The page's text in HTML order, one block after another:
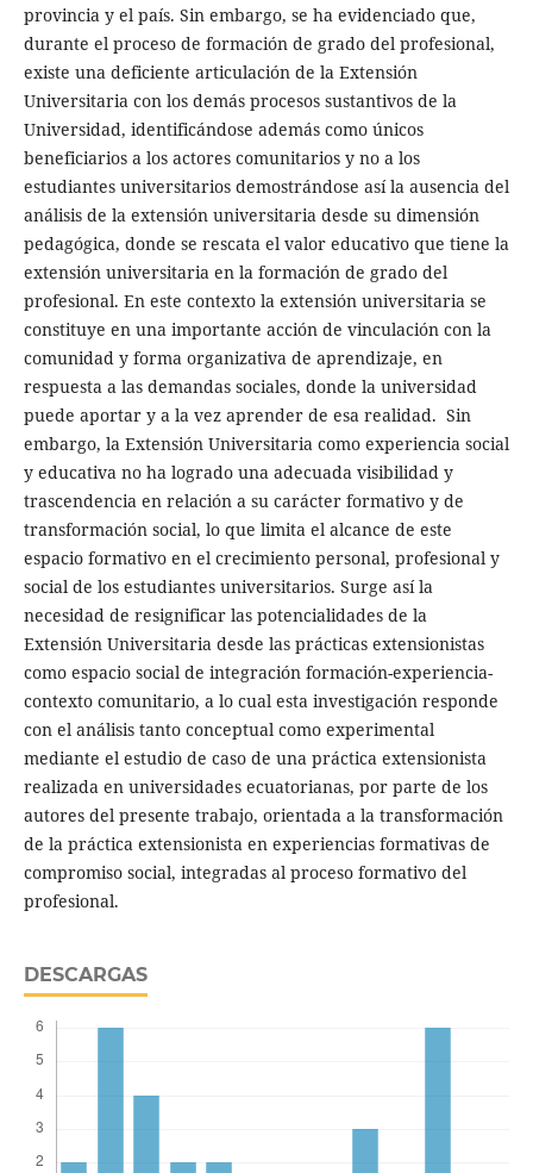
provincia y el país. Sin embargo, se ha evidenciado que,
durante el proceso de formación de grado del profesional,
existe una deficiente articulación de la Extensión
Universitaria con los demás procesos sustantivos de la
Universidad, identificándose además como únicos
beneficiarios a los actores comunitarios y no a los
estudiantes universitarios demostrándose así la ausencia del
análisis de la extensión universitaria desde su dimensión
pedagógica, donde se rescata el valor educativo que tiene la
extensión universitaria en la formación de grado del
profesional. En este contexto la extensión universitaria se
constituye en una importante acción de vinculación con la
comunidad y forma organizativa de aprendizaje, en
respuesta a las demandas sociales, donde la universidad
puede aportar y a la vez aprender de esa realidad. Sin
embargo, la Extensión Universitaria como experiencia social
y educativa no ha logrado una adecuada visibilidad y
trascendencia en relación a su carácter formativo y de
transformación social, lo que limita el alcance de este
espacio formativo en el crecimiento personal, profesional y
social de los estudiantes universitarios. Surge así la
necesidad de resignificar las potencialidades de la
Extensión Universitaria desde las prácticas extensionistas
como espacio social de integración formación-experiencia-
contexto comunitario, a lo cual esta investigación responde
con el análisis tanto conceptual como experimental
mediante el estudio de caso de una práctica extensionista
realizada en universidades ecuatorianas, por parte de los
autores del presente trabajo, orientada a la transformación
de la práctica extensionista en experiencias formativas de
compromiso social, integradas al proceso formativo del
profesional.
DESCARGAS